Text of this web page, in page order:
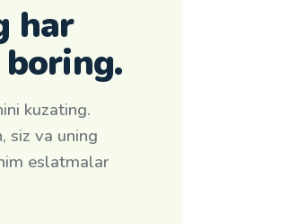
har
kuzating.
siz va uning
eslatmalar